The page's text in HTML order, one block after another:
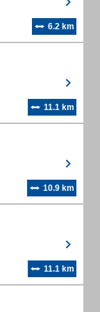
6.2 km
11.1 km
10.9 km
11.1 km